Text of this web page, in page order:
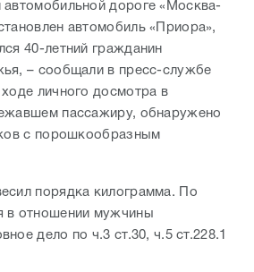
дороге «Москва-
автомобиль «Приора»,
40-летний гражданин
– сообщали в пресс-службе
личного досмотра в
пассажиру, обнаружено
с порошкообразным
порядка килограмма. По
в отношении мужчины
дело по ч.3 ст.30, ч.5 ст.228.1